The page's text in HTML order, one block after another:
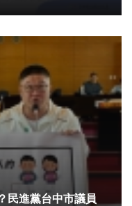
民進黨台中市議員